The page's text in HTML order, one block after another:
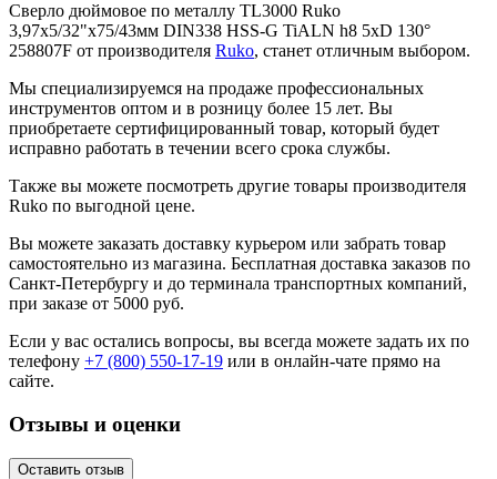
Сверло дюймовое по металлу TL3000 Ruko
3,97x5/32"x75/43мм DIN338 HSS-G TiALN h8 5xD 130°
258807F от производителя Ruko, станет отличным выбором.
Мы специализируемся на продаже профессиональных
инструментов оптом и в розницу более 15 лет. Вы
приобретаете сертифицированный товар, который будет
исправно работать в течении всего срока службы.
Также вы можете посмотреть другие товары производителя
Ruko по выгодной цене.
Вы можете заказать доставку курьером или забрать товар
самостоятельно из магазина. Бесплатная доставка заказов по
Санкт-Петербургу и до терминала транспортных компаний,
при заказе от 5000 руб.
Если у вас остались вопросы, вы всегда можете задать их по
телефону +7 (800) 550-17-19 или в онлайн-чате прямо на
сайте.
Отзывы и оценки
Оставить отзыв